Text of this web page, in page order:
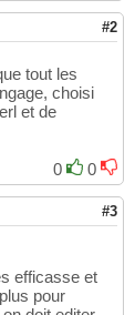
#2
tout les
choisi
et de
0
0
#3
efficasse et
pour